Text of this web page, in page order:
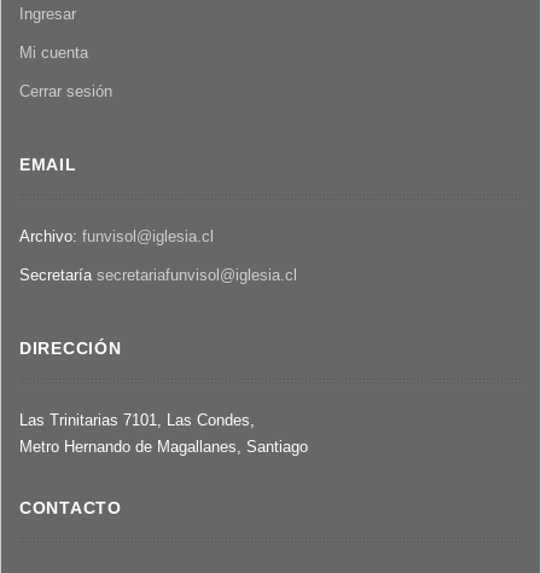
Ingresar
Mi cuenta
Cerrar sesión
EMAIL
Archivo: funvisol@iglesia.cl
Secretaría secretariafunvisol@iglesia.cl
DIRECCIÓN
Las Trinitarias 7101, Las Condes,
Metro Hernando de Magallanes, Santiago
CONTACTO